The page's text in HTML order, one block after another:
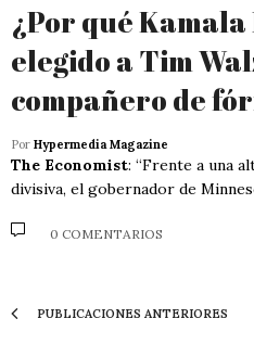
¿Por qué
elegido a Tim
compañero de
Por Hypermedia Magazine
The Economist: “Frente a una
divisiva, el gobernador de
0 COMENTARIOS
PUBLICACIONES ANTERIORES